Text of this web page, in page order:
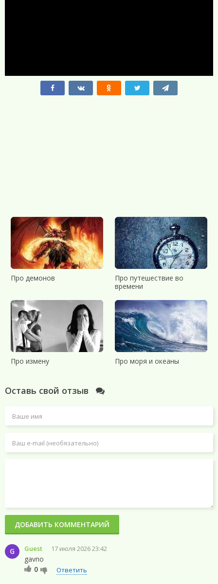
Про демонов
Про путешествие во
времени
Про измену Про моря и океаны
Оставь свой отзыв
G Guest 17 июля 2026 23:42
gavno
0
Ответить
ДОБАВИТЬ КОММЕНТАРИЙ